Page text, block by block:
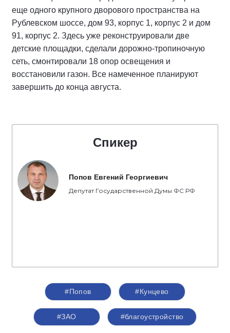
еще одного крупного дворового пространства на
Рублевском шоссе, дом 93, корпус 1, корпус 2 и дом
91, корпус 2. Здесь уже реконструировали две
детские площадки, сделали дорожно-тропиночную
сеть, смонтировали 18 опор освещения и
восстановили газон. Все намеченное планируют
завершить до конца августа.
Спикер
Попов Евгений Георгиевич
Депутат Государственной Думы ФС РФ
#Попов #Кунцево
#ЗАО #благоустройство